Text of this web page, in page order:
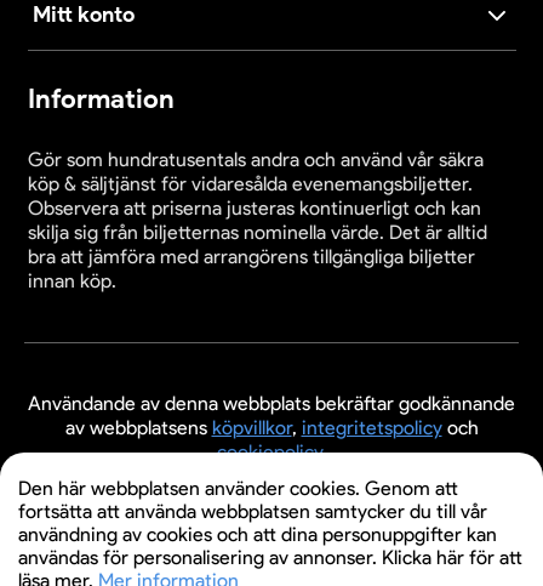
Mitt konto
Information
Gör som hundratusentals andra och använd vår säkra
köp & säljtjänst för vidaresålda evenemangsbiljetter.
Observera att priserna justeras kontinuerligt och kan
skilja sig från biljetternas nominella värde. Det är alltid
bra att jämföra med arrangörens tillgängliga biljetter
innan köp.
Användande av denna webbplats bekräftar godkännande
av webbplatsens köpvillkor, integritetspolicyoch
cookiepolicy.
© 2026 Evenemangsbiljetter.se
Den här webbplatsen använder cookies. Genom att
fortsätta att använda webbplatsen samtycker du till vår
användning av cookies och att dina personuppgifter kan
användas för personalisering av annonser. Klicka här för att
läsa mer. Mer information